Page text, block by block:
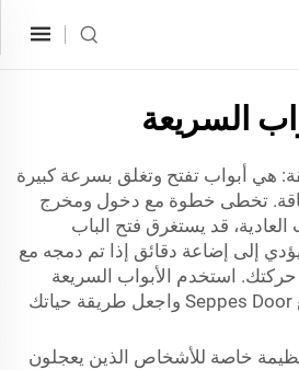
السريعة
هي أبواب تفتح وتغلق بسرعة كبيرة
تخطى خطوة مع دخول ومخرج
قد يستغرق فتح الباب
يؤدي إلى إضاعة دقائق إذا تم دمجه مع
استخدم الأبواب السريعة
ووفر الكثير من وقتك مع Seppes Door واجعل طريقة حياتك
خاصة للأشخاص الذين يعجلون